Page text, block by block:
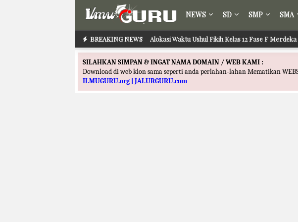
NEWS SD SMP SMA
BREAKING NEWS Alokasi Waktu Ushul Fikih Kelas 12 Fase F
SILAHKAN SIMPAN & INGAT NAMA DOMAIN / WEB KAMI :
Download di web klon sama seperti anda perlahan-lahan Mematikan
ILMUGURU.org | JALURGURU.com